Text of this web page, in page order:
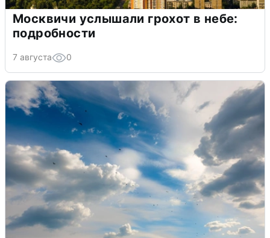
Москвичи услышали грохот в небе:
подробности
7 августа 0